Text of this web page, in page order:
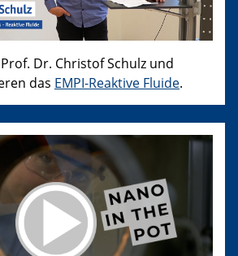
Dr. Christof Schulz und
das EMPI-Reaktive Fluide.